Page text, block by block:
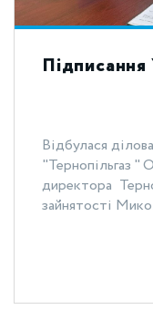
Відбулася
"Тернопільгаз
директора
зайнятості